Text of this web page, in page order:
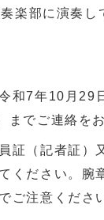
楽部に演奏し
和7年10月29
までご連絡を
証（記者証）
ください。腕
ご注意くださ